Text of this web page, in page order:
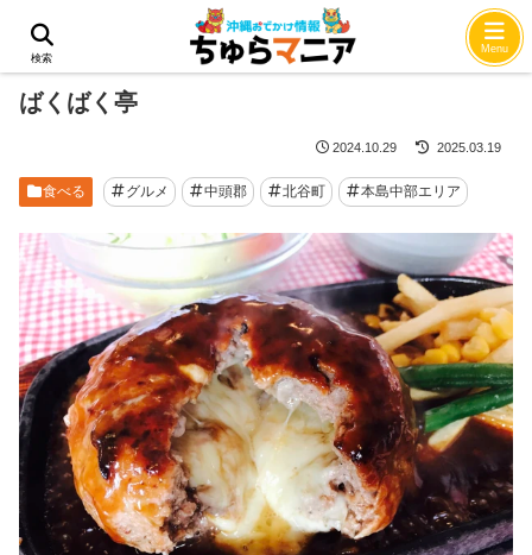
食べる
ばくばく亭
2024.10.29 2025.03.19
食べる グルメ 中頭郡 北谷町 本島中部エリア
検索
Menu